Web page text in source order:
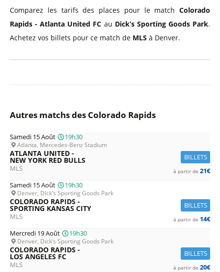
Comparez les tarifs des places pour le match Colorado
Rapids - Atlanta United FC au Dick’s Sporting Goods Park.
Achetez vos billets pour ce match de MLS à Denver.
Autres matchs des Colorado Rapids
Samedi 15 Août 19h30
Atlanta, Mercedes-Benz Stadium
BILLETS
ATLANTA UNITED -
NEW YORK RED BULLS
MLS à partir de 21€
Samedi 15 Août
19h30
Denver, Dick’s Sporting Goods Park
BILLETS
COLORADO RAPIDS -
SPORTING KANSAS CITY
MLS à partir de 14€
Mercredi 19 Août
19h30
Denver, Dick’s Sporting Goods Park
BILLETS
COLORADO RAPIDS -
LOS ANGELES FC
MLS à partir de 20€